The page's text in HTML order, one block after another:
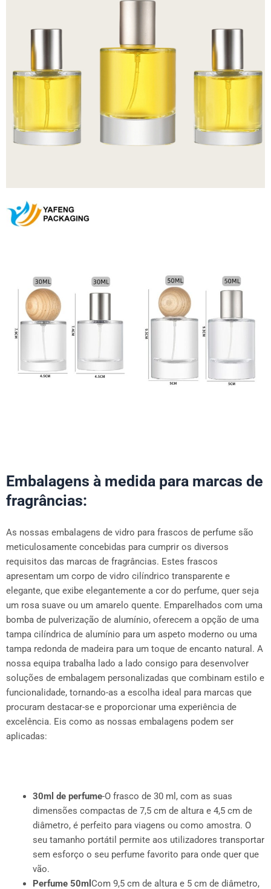
Embalagens à medida para marcas de
fragrâncias:
As nossas embalagens de vidro para frascos de perfume são
meticulosamente concebidas para cumprir os diversos
requisitos das marcas de fragrâncias. Estes frascos
apresentam um corpo de vidro cilíndrico transparente e
elegante, que exibe elegantemente a cor do perfume, quer seja
um rosa suave ou um amarelo quente. Emparelhados com uma
bomba de pulverização de alumínio, oferecem a opção de uma
tampa cilíndrica de alumínio para um aspeto moderno ou uma
tampa redonda de madeira para um toque de encanto natural. A
nossa equipa trabalha lado a lado consigo para desenvolver
soluções de embalagem personalizadas que combinam estilo e
funcionalidade, tornando-as a escolha ideal para marcas que
procuram destacar-se e proporcionar uma experiência de
excelência. Eis como as nossas embalagens podem ser
aplicadas:
30ml de perfume-O frasco de 30 ml, com as suas
dimensões compactas de 7,5 cm de altura e 4,5 cm de
diâmetro, é perfeito para viagens ou como amostra. O
seu tamanho portátil permite aos utilizadores transportar
sem esforço o seu perfume favorito para onde quer que
vão.
Perfume 50ml Com 9,5 cm de altura e 5 cm de diâmetro,